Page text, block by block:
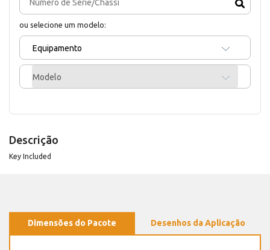
ou selecione um modelo:
Equipamento
Modelo
Descrição
Key Included
Dimensões do Pacote Desenhos da Aplicação